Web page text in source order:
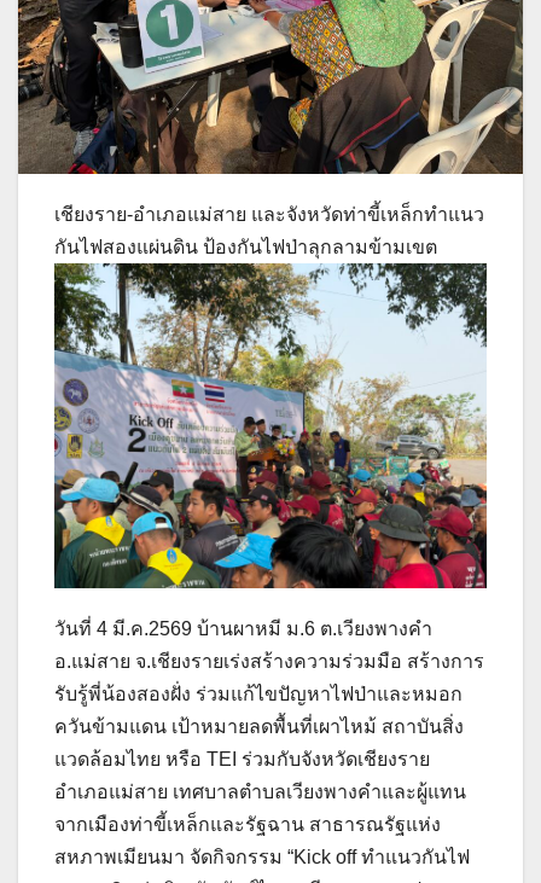
เชียงราย-อำเภอแม่สาย และจังหวัดท่าขี้เหล็กทำแนว
กันไฟสองแผ่นดิน ป้องกันไฟป่าลุกลามข้ามเขต
วันที่ 4 มี.ค.2569 บ้านผาหมี ม.6 ต.เวียงพางคำ
อ.แม่สาย จ.เชียงรายเร่งสร้างความร่วมมือ สร้างการ
รับรู้พี่น้องสองฝั่ง ร่วมแก้ไขปัญหาไฟป่าและหมอก
ควันข้ามแดน เป้าหมายลดพื้นที่เผาไหม้ สถาบันสิ่ง
แวดล้อมไทย หรือ TEI ร่วมกับจังหวัดเชียงราย
อำเภอแม่สาย เทศบาลตำบลเวียงพางคำและผู้แทน
จากเมืองท่าขี้เหล็กและรัฐฉาน สาธารณรัฐแห่ง
สหภาพเมียนมา จัดกิจกรรม “Kick off ทำแนวกันไฟ